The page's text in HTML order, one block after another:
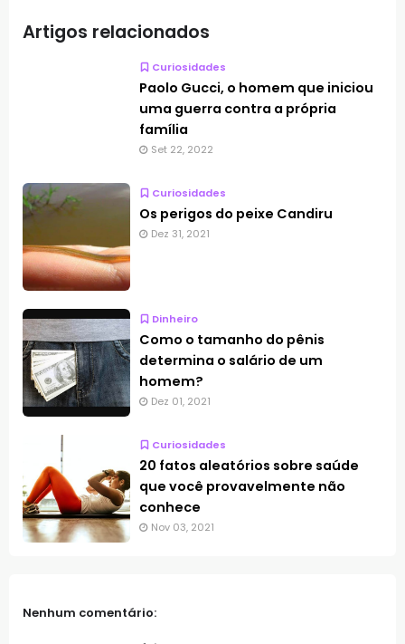
Artigos relacionados
Curiosidades
Paolo Gucci, o homem que iniciou
uma guerra contra a própria
família
Set 22, 2022
Curiosidades
Os perigos do peixe Candiru
Dez 31, 2021
Dinheiro
Como o tamanho do pênis
determina o salário de um
homem?
Dez 01, 2021
Curiosidades
20 fatos aleatórios sobre saúde
que você provavelmente não
conhece
Nov 03, 2021
Nenhum comentário: